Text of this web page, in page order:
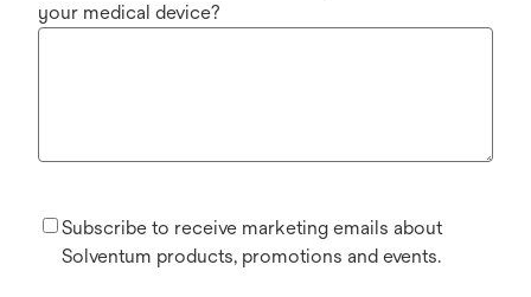
your medical device?
Subscribe to receive marketing emails about
Solventum products, promotions and events.